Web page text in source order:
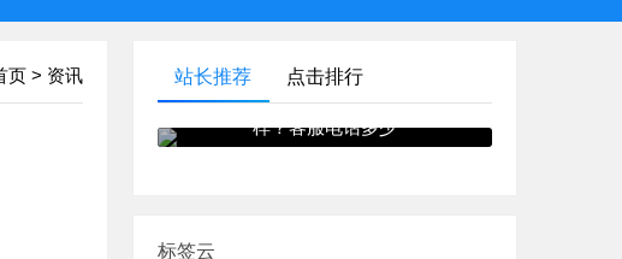
页 > 资讯 站长推荐
点击排行
IB · 盈透证券外汇交易商怎么
样？客服电话多少
标签云